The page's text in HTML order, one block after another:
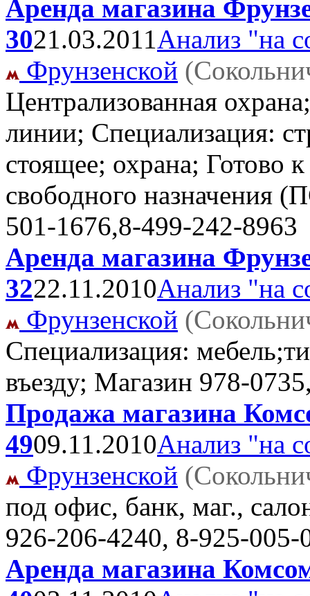
Аренда магазина
3021.03.2011Анализ "на
Фрунзенской
Централизованная
линии; Специализация:
стоящее; охрана; Готово
свободного назначения
501-1676,8-499-242-8963
Аренда магазина
3222.11.2010Анализ "на
Фрунзенской
Специализация:
въезду; Магазин 978-
Продажа магазина
4909.11.2010Анализ "на
Фрунзенской
под офис, банк, маг.,
926-206-4240, 8-925-005-
Аренда магазина